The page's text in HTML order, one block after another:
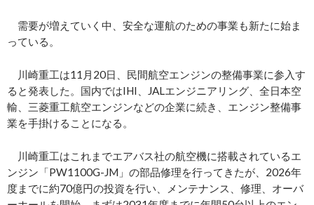
需要が増えていく中、安全な運航のための事業も新たに始ま
っている。
川崎重工は11月20日、民間航空エンジンの整備事業に参入す
ると発表した。国内ではIHI、JALエンジニアリング、全日本空
輸、三菱重工航空エンジンなどの企業に続き、エンジン整備事
業を手掛けることになる。
川崎重工はこれまでエアバス社の航空機に搭載されているエ
ンジン「PW1100G-JM」の部品修理を行ってきたが、2026年
度までに約70億円の投資を行い、メンテナンス、修理、オーバ